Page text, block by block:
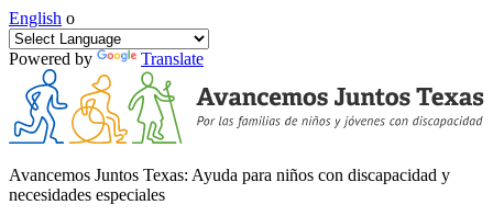
English o
Powered by Translate
Avancemos Juntos Texas: Ayuda para niños con discapacidad y
necesidades especiales